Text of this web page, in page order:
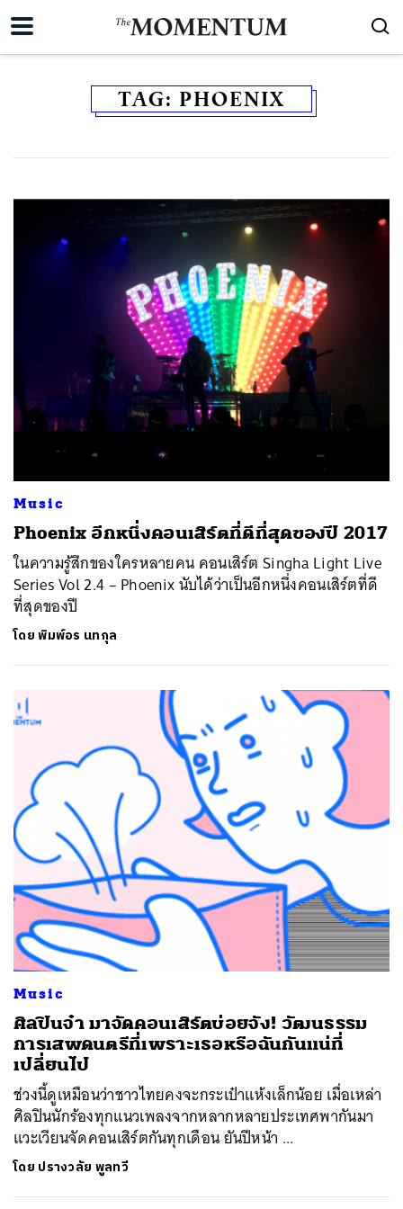
TAG: PHOENIX
Music
Phoenix อีกหนึ่งคอนเสิร์ตที่ดีที่สุดของปี 2017
ในความรู้สึกของใครหลายคน คอนเสิร์ต Singha Light Live
Series Vol 2.4 – Phoenix นับได้ว่าเป็นอีกหนึ่งคอนเสิร์ตที่ดี
ที่สุดของปี
โดยพิมพ์อร นทกุล
Music
​ศิลปินจ๋า มาจัดคอนเสิร์ตบ่อยจัง! วัฒนธรรม
การเสพดนตรีที่เพราะเธอหรือฉันกันแน่ที่
เปลี่ยนไป
ช่วงนี้ดูเหมือนว่าชาวไทยคงจะกระเป๋าแห้งเล็กน้อย เมื่อเหล่า
ศิลปินนักร้องทุกแนวเพลงจากหลากหลายประเทศพากันมา
แวะเวียนจัดคอนเสิร์ตกันทุกเดือน ยันปีหน้า ...
โดย ปรางวลัย พูลทวี
TWEET LINE EMAIL